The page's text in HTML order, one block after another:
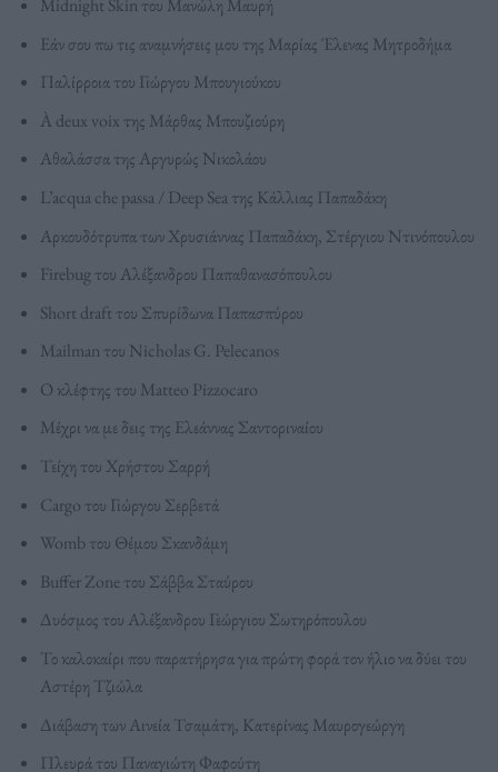
Midnight Skin του Μανώλη Μαυρή
Εάν σου πω τις αναμνήσεις μου της Μαρίας Έλενας Μητροδήμα
Παλίρροια του Γιώργου Μπουγιούκου
À deux voix της Μάρθας Μπουζιούρη
Αθαλάσσα της Αργυρώς Νικολάου
L’acqua che passa / Deep Sea της Κάλλιας Παπαδάκη
Αρκουδότρυπα των Χρυσιάννας Παπαδάκη, Στέργιου Ντινόπουλου
Firebug του Αλέξανδρου Παπαθανασόπουλου
Short draft του Σπυρίδωνα Παπασπύρου
Mailman του Nicholas G. Pelecanos
Ο κλέφτης του Matteo Pizzocaro
Μέχρι να με δεις της Ελεάννας Σαντοριναίου
Τείχη του Χρήστου Σαρρή
Cargo του Γιώργου Σερβετά
Womb του Θέμου Σκανδάμη
Buffer Zone του Σάββα Σταύρου
Δυόσμος του Αλέξανδρου Γεώργιου Σωτηρόπουλου
Το καλοκαίρι που παρατήρησα για πρώτη φορά τον ήλιο να δύει του
Αστέρη Τζιώλα
Διάβαση των Αινεία Τσαμάτη, Κατερίνας Μαυρογεώργη
Πλευρά του Παναγιώτη Φαφούτη